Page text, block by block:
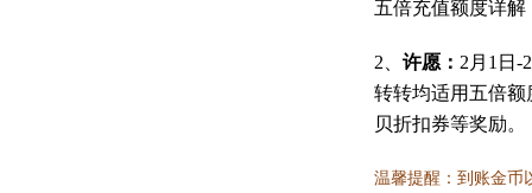
五倍充值额度详解
2、 许愿： 2月1日-
转转均适用五倍额
贝折扣券等奖励。
温馨提醒：到账金币